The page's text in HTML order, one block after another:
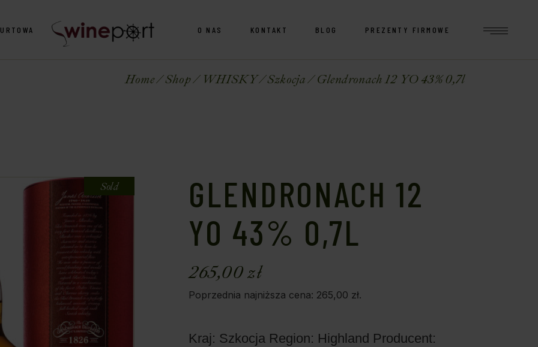
O NAS KONTAKT BLOG PREZENTY FIRMOWE
Home Shop WHISKY Szkocja Glendronach 12 YO 43% 0,7l
Sold
GLENDRONACH 12
YO 43% 0,7L
265,00zł
Poprzednia najniższa cena: 265,00 zł.
Kraj: Szkocja Region: Highland Producent: